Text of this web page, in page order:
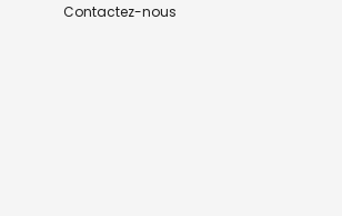
Contactez-nous